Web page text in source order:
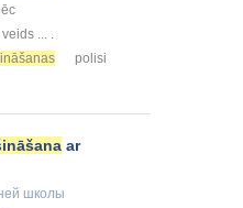
... .
polisi
ar
школы